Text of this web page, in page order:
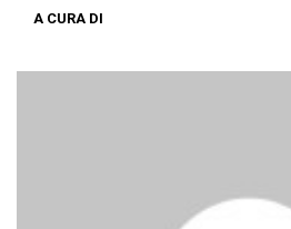
A CURA DI